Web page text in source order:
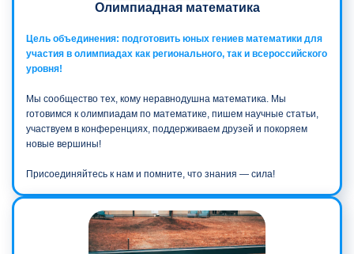
Олимпиадная математика
Цель объединения: подготовить юных гениев математики для
участия в олимпиадах как регионального, так и всероссийского
уровня!
Мы сообщество тех, кому неравнодушна математика. Мы
готовимся к олимпиадам по математике, пишем научные статьи,
участвуем в конференциях, поддерживаем друзей и покоряем
новые вершины!
Присоединяйтесь к нам и помните, что знания — сила!